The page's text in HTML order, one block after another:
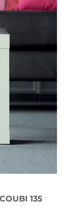
135